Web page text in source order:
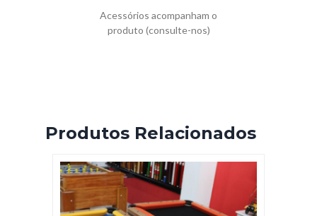
Acessórios acompanham o
produto (consulte-nos)
Produtos Relacionados